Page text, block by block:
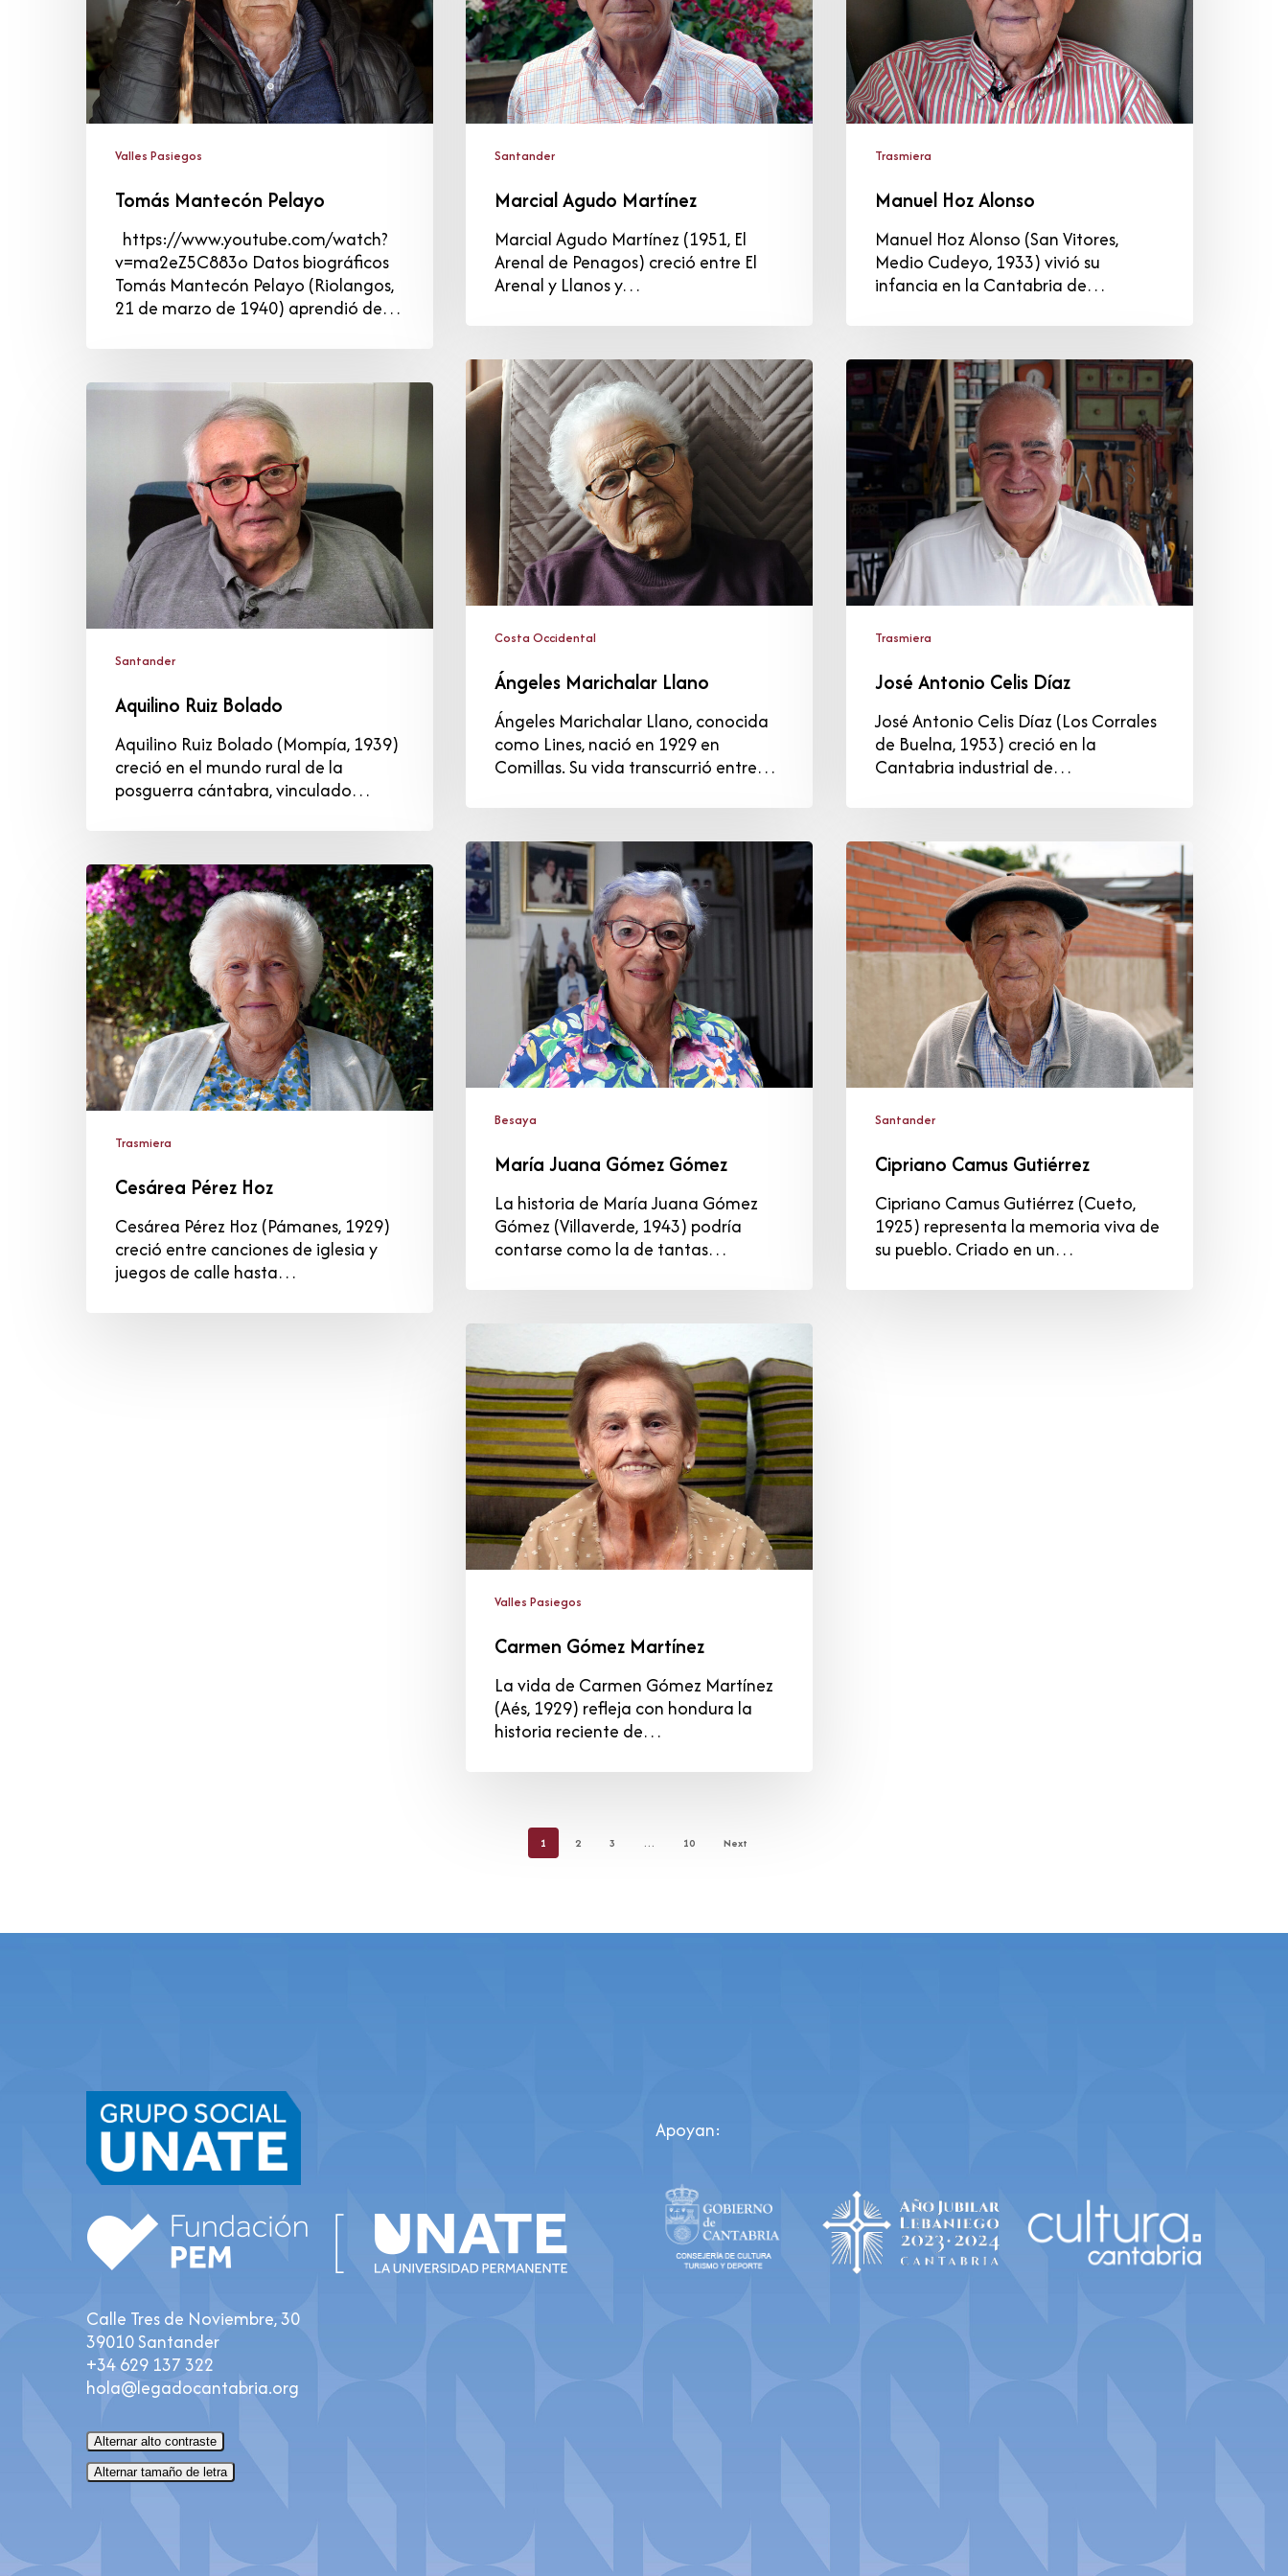
Valles Pasiegos
Tomás Mantecón Pelayo
https://www.youtube.com/watch?
v=ma2eZ5C883o Datos biográficos
Tomás Mantecón Pelayo (Riolangos,
21 de marzo de 1940) aprendió de…
Santander
Marcial Agudo Martínez
Marcial Agudo Martínez (1951, El
Arenal de Penagos) creció entre El
Arenal y Llanos y…
Trasmiera
Manuel Hoz Alonso
Manuel Hoz Alonso (San Vitores,
Medio Cudeyo, 1933) vivió su
infancia en la Cantabria de…
Ángeles
Marichalar
Llano
Costa Occidental
Ángeles Marichalar Llano
Ángeles Marichalar Llano, conocida
como Lines, nació en 1929 en
Comillas. Su vida transcurrió entre…
José
Antonio
Celis
Díaz
Trasmiera
José Antonio Celis Díaz
José Antonio Celis Díaz (Los Corrales
de Buelna, 1953) creció en la
Cantabria industrial de…
Aquilino
Santander
Aquilino Ruiz Bolado
Aquilino Ruiz Bolado (Mompía, 1939)
creció en el mundo rural de la
posguerra cántabra, vinculado…
María
Juana
Gómez
Gómez
Besaya
María Juana Gómez Gómez
La historia de María Juana Gómez
Gómez (Villaverde, 1943) podría
contarse como la de tantas…
Cipriano
Camus
Gutiérrez
Santander
Cipriano Camus Gutiérrez
Cipriano Camus Gutiérrez (Cueto,
1925) representa la memoria viva de
su pueblo. Criado en un…
Cesárea
Pérez
Hoz
Trasmiera
Cesárea Pérez Hoz
Cesárea Pérez Hoz (Pámanes, 1929)
creció entre canciones de iglesia y
juegos de calle hasta…
Carmen
Martínez
Valles Pasiegos
Carmen Gómez Martínez
La vida de Carmen Gómez Martínez
(Aés, 1929) refleja con hondura la
historia reciente de…
1 2 3 … 10 Next
Calle Tres de Noviembre, 30
39010 Santander
+34 629 137 322
hola@legadocantabria.org
Alternar alto contraste
Alternar tamaño de letra
Apoyan: